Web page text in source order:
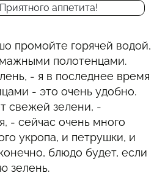
промойте горячей водой,
полотенцами.
- я в последнее время
- это очень удобно.
свежей зелени, -
- сейчас очень много
укропа, и петрушки, и
блюдо будет, если
зелень.